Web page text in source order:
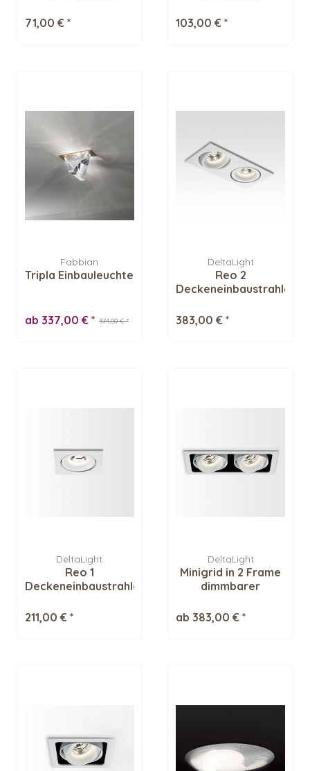
71,00 € * 103,00 € *
Fabbian
Tripla Einbauleuchte
374,00 € *
ab 337,00 € *
DeltaLight
Reo 2
Deckeneinbaustrahler
383,00 € *
DeltaLight
Reo 1
Deckeneinbaustrahler
211,00 € *
DeltaLight
Minigrid in 2 Frame
dimmbarer
ab 383,00 € *